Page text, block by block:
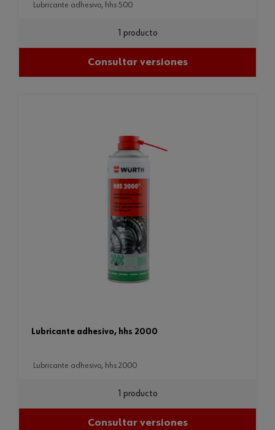
lubricante adhesivo, hhs 500
1 producto
Consultar versiones
lubricante adhesivo, hhs 2000
lubricante adhesivo, hhs 2000
1 producto
Consultar versiones